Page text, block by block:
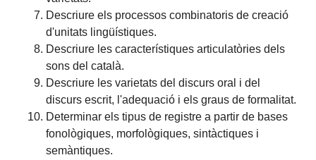
Descriure els processos combinatoris de creació
d'unitats lingüístiques.
Descriure les característiques articulatòries dels
sons del català.
Descriure les varietats del discurs oral i del
discurs escrit, l'adequació i els graus de formalitat.
Determinar els tipus de registre a partir de bases
fonològiques, morfològiques, sintàctiques i
semàntiques.